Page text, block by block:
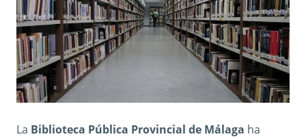
La Biblioteca Pública Provincial de Málaga ha